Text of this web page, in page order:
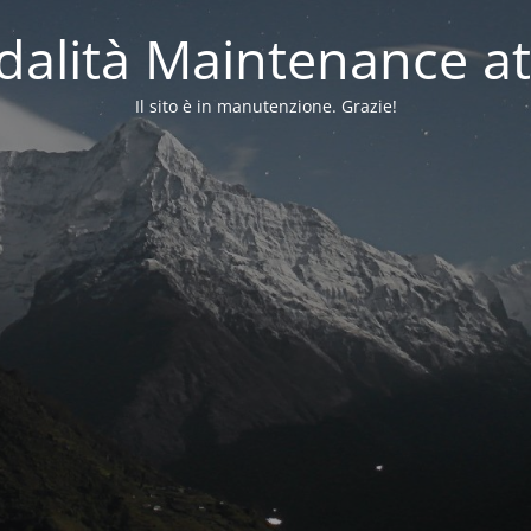
Maintenance
Il sito è in manutenzione. Grazie!